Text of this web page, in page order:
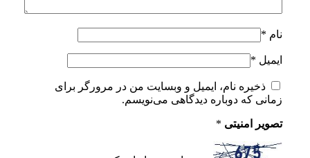
نام *
ایمیل *
ذخیره نام، ایمیل و وبسایت من در مرورگر برای
زمانی که دوباره دیدگاهی می‌نویسم.
تصویر امنیتی *